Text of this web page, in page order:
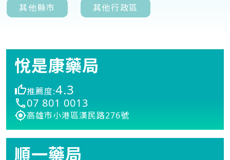
其他縣市 其他行政區
悅是康藥局
推薦度:4.3
07 801 0013
高雄市小港區漢民路276號
順一藥局